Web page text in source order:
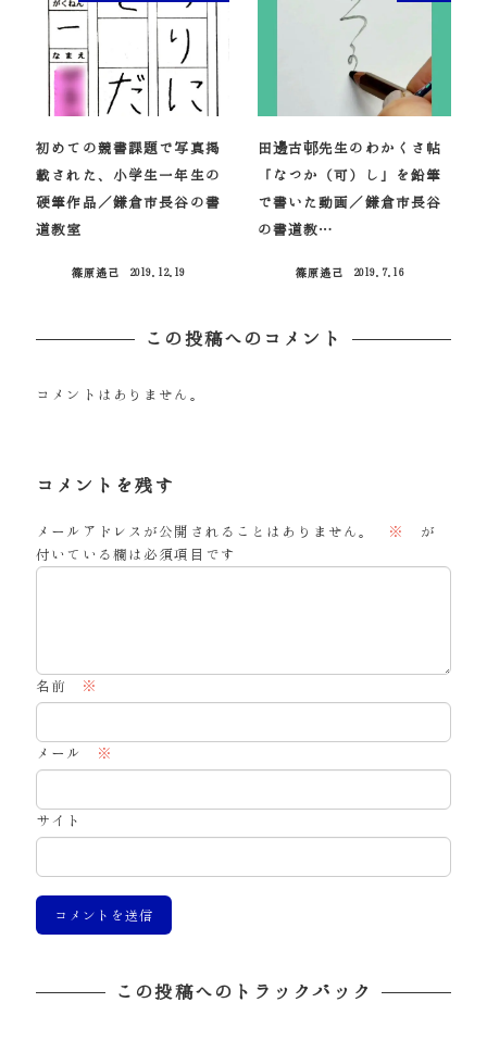
初めての競書課題で写真掲
載された、小学生一年生の
硬筆作品／鎌倉市長谷の書
道教室
篠原遙己
2019.12.19
田邊古邨先生のわかくさ帖
「なつか（可）し」を鉛筆
で書いた動画／鎌倉市長谷
の書道教…
篠原遙己
2019.7.16
この投稿へのコメント
コメントはありません。
コメントを残す
メールアドレスが公開されることはありません。 ※
が
付いている欄は必須項目です
名前 ※
メール ※
サイト
この投稿へのトラックバック